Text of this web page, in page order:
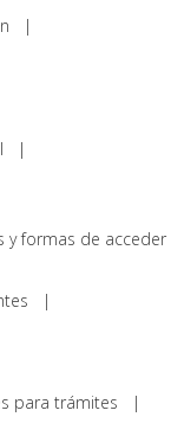
|
|
y formas de
|
para trámites |